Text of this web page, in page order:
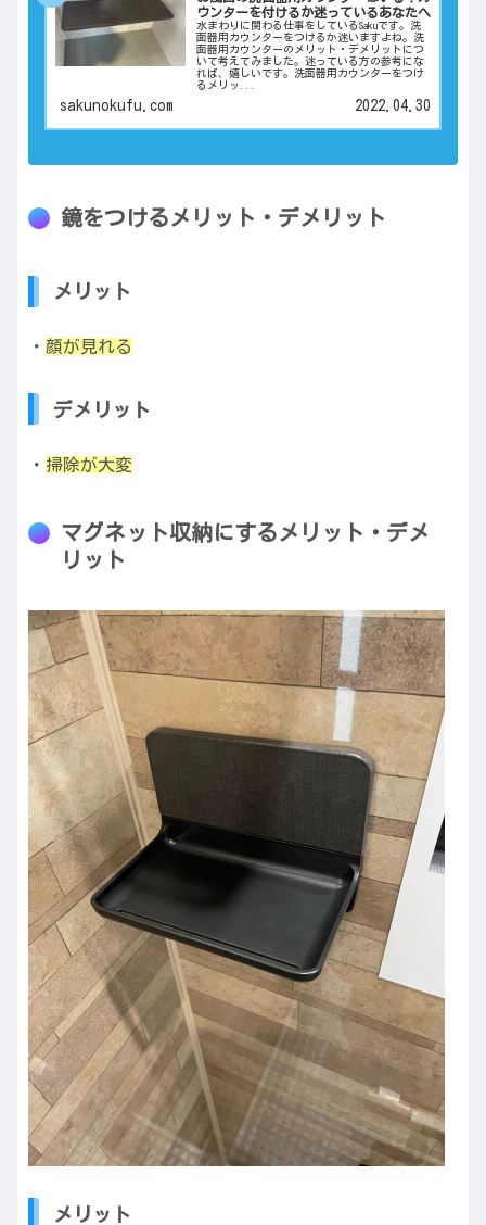
ウンターを付けるか迷っているあなたへ
水まわりに関わる仕事をしているSakuです。洗
面器用カウンターをつけるか迷いますよね。洗
面器用カウンターのメリット・デメリットにつ
いて考えてみました。迷っている方の参考にな
れば、嬉しいです。洗面器用カウンターをつけ
るメリッ...
sakunokufu.com 2022.04.30
鏡をつけるメリット・デメリット
メリット
・ 顔が見れる
デメリット
・ 掃除が大変
マグネット収納にするメリット・デメ
リット
メリット